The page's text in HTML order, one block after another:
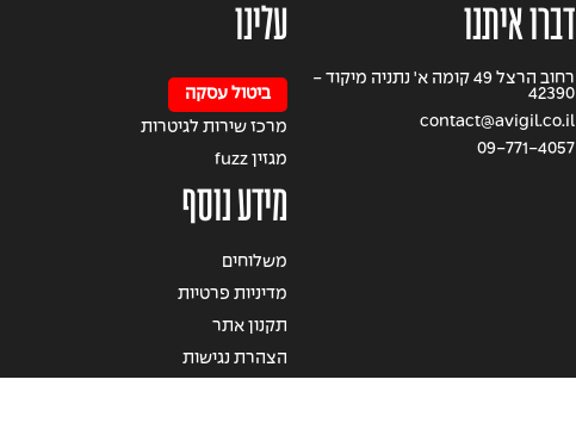
דברו איתנו
רחוב הרצל 49 קומה א' נתניה מיקוד -
42390
contact@avigil.co.il
09-771-4057
עלינו
ביטול עסקה
מרכז שירות לגיטרות
מגזין fuzz
מידע נוסף
משלוחים
מדיניות פרטיות
תקנון אתר
הצהרת נגישות